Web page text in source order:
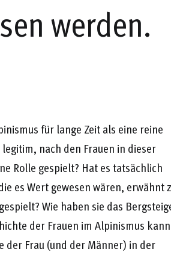
werden.
für lange Zeit als eine reine
nach den Frauen in dieser
Rolle gespielt? Hat es tatsächlich
es Wert gewesen wären, erwähnt
Wie haben sie das
der Frauen im Alpinismus kann
der Frau (und der Männer) in der